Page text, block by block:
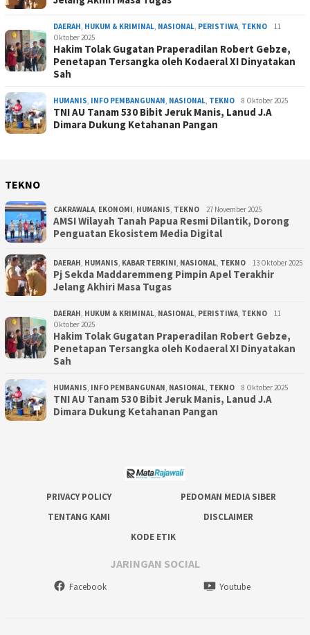
DAERAH HUKUM & KRIMINAL NASIONAL PERISTIWA TEKNO
11
Oktober 2025
Hakim Tolak Gugatan Praperadilan Robert Gebze,
Penetapan Tersangka oleh Kodaeral XI Dinyatakan
Sah
HUMANIS INFO PEMBANGUNAN NASIONAL TEKNO 8 Oktober 2025
TNI AU Tanam 530 Bibit Jeruk Manis, Lanud J.A
Dimara Dukung Ketahanan Pangan
TEKNO
CAKRAWALA EKONOMI HUMANIS TEKNO 27 November 2025
AMSI Wilayah Tanah Papua Resmi Dilantik, Dorong
Penguatan Ekosistem Media Digital
DAERAH HUMANIS KABAR TERKINI NASIONAL TEKNO 13 Oktober 2025
Pj Sekda Maddaremmeng Pimpin Apel Terakhir
Jelang Akhiri Masa Tugas
DAERAH HUKUM & KRIMINAL NASIONAL PERISTIWA TEKNO
11
Oktober 2025
Hakim Tolak Gugatan Praperadilan Robert Gebze,
Penetapan Tersangka oleh Kodaeral XI Dinyatakan
Sah
HUMANIS INFO PEMBANGUNAN NASIONAL TEKNO 8 Oktober 2025
TNI AU Tanam 530 Bibit Jeruk Manis, Lanud J.A
Dimara Dukung Ketahanan Pangan
PRIVACY POLICY
PEDOMAN MEDIA SIBER
TENTANG KAMI
DISCLAIMER
KODE ETIK
JARINGAN SOCIAL
Facebook Youtube